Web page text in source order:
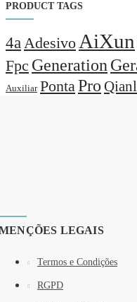
PRODUCT TAGS
4aAdesivo AiXun
Fpc Generation
Auxiliar PontaPro
LEGAIS
Termos e Condições
RGPD